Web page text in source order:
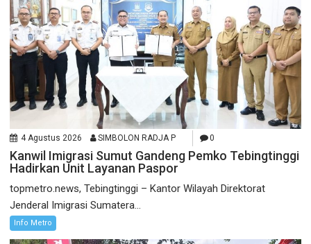
4 Agustus 2026 SIMBOLON RADJA P 0
Kanwil Imigrasi Sumut Gandeng Pemko Tebingtinggi
Hadirkan Unit Layanan Paspor
topmetro.news, Tebingtinggi – Kantor Wilayah Direktorat
Jenderal Imigrasi Sumatera...
Info Metro